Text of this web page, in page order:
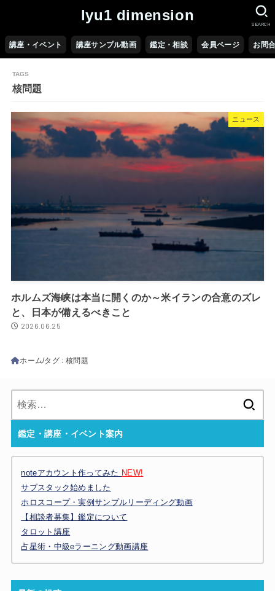
lyu1 dimension
講座・イベント 講座サンプル動画 鑑定・相談 会員ページ お問
SEARCH
核問題
ニュース
ホルムズ海峡は本当に開くのか～米イランの合意のズレ
と、日本が備えるべきこと
2026.06.25
ホーム タグ : 核問題
鑑定・講座・イベント案内
noteアカウント作ってみた NEW!
サブスタック始めました
ホロスコープ・実例サンプルリーディング動画
【相談者募集】鑑定について
タロット講座
占星術・中級eラーニング動画講座